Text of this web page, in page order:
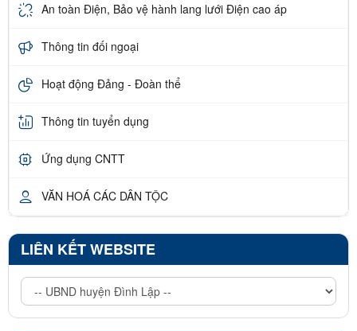
An toàn Điện, Bảo vệ hành lang lưới Điện cao áp
Thông tin đối ngoại
Hoạt động Đảng - Đoàn thể
Thông tin tuyển dụng
Ứng dụng CNTT
VĂN HOÁ CÁC DÂN TỘC
LIÊN KẾT WEBSITE